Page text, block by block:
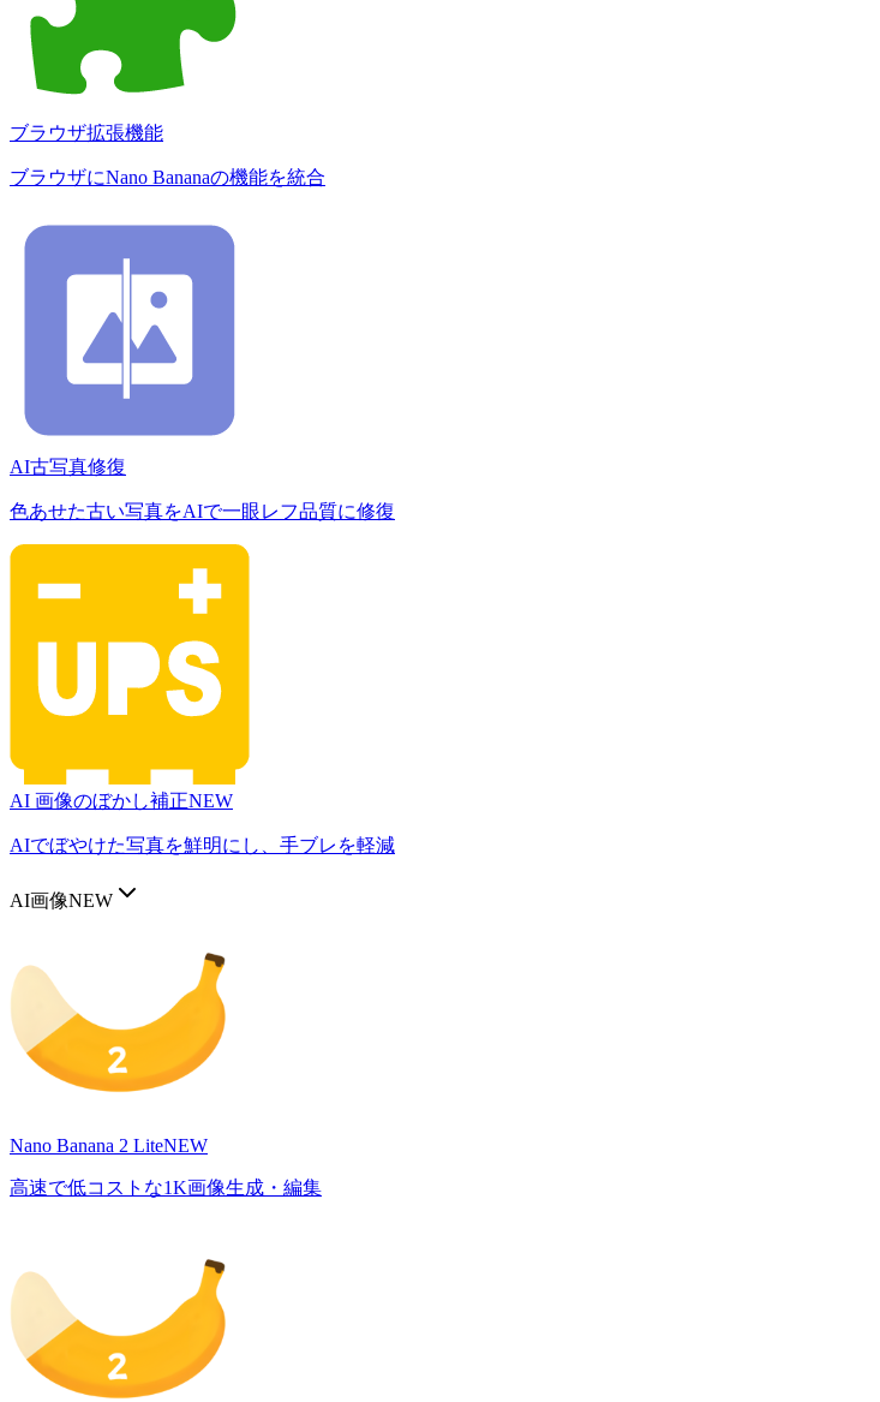
ブラウザ拡張機能
ブラウザにNano Bananaの機能を統合
AI古写真修復
色あせた古い写真をAIで一眼レフ品質に修復
AI 画像のぼかし補正NEW
AIでぼやけた写真を鮮明にし、手ブレを軽減
AI画像NEW
Nano Banana 2 LiteNEW
高速で低コストな1K画像生成・編集